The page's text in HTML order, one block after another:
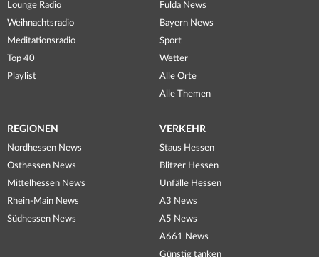
Lounge Radio
Weihnachtsradio
Meditationsradio
Top 40
Playlist
Fulda News
Bayern News
Sport
Wetter
Alle Orte
Alle Themen
REGIONEN
Nordhessen News
Osthessen News
Mittelhessen News
Rhein-Main News
Südhessen News
VERKEHR
Staus Hessen
Blitzer Hessen
Unfälle Hessen
A3 News
A5 News
A661 News
Günstig tanken